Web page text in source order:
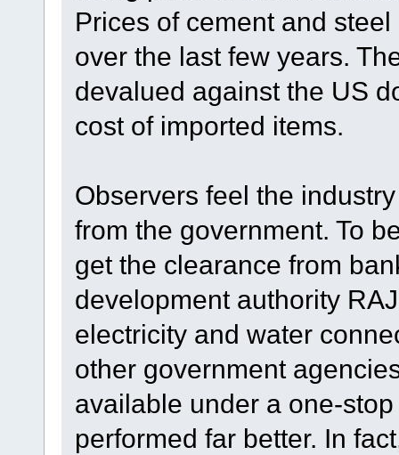
Prices of cement and
over the last few years.
devalued against the US
cost of imported items.
Observers feel the
from the government. To
get the clearance from
development authority
electricity and water
other government
available under a one-
performed far better. In